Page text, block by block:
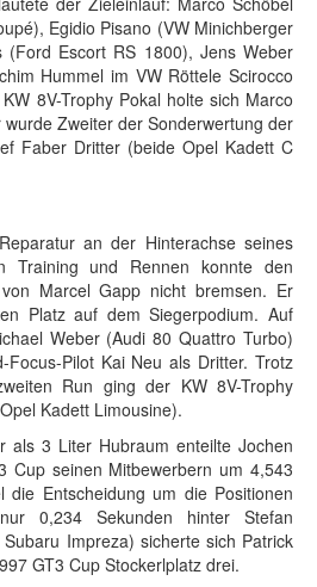
Egidio Pisano (VW Minichberger
(Ford Escort RS 1800), Jens Weber
Hummel im VW Röttele Scirocco
8V-Trophy Pokal holte sich Marco
Zweiter der Sonderwertung der
Faber Dritter (beide Opel Kadett C
an der Hinterachse seines
Training und Rennen konnte den
Marcel Gapp nicht bremsen. Er
Platz auf dem Siegerpodium. Auf
Weber (Audi 80 Quattro Turbo)
Focus-Pilot Kai Neu als Dritter. Trotz
Run ging der KW 8V-Trophy
Kadett Limousine).
als 3 Liter Hubraum enteilte Jochen
Cup seinen Mitbewerbern um 4,543
die Entscheidung um die Positionen
0,234 Sekunden hinter Stefan
Impreza) sicherte sich Patrick
GT3 Cup Stockerlplatz drei.